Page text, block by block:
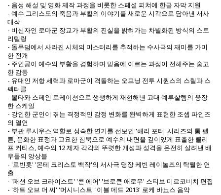
- 음성 해설 및 영화 제작 과정을 비롯한 스페셜 피쳐에 한글 자막 지원
- 예수 그리스도의 죽음과 부활의 이야기를 새로운 시각으로 담아낸 서사
대작
- 비신자인 로마군 장교가 부활의 진실을 밝혀가는 차별화된 방식의 스토
리텔링
- 돌무덤에서 사라진 시체의 미스터리를 추적하는 수사극의 재미를 가미
한 전개
- 주인공이 예수의 부활을 경험하며 믿음에 이르는 과정이 전해주는 숭고
한 감동
- 유대인 저항 세력과 로마군이 격돌하는 오프닝 전투 시퀀스의 스릴과 스
펙터클
- 몰타와 스페인 로케이션으로 생생하게 재현해낸 고대 예루살렘의 웅장
한 스케일
- 강인한 군인이 겪는 격정적인 감정 변화를 완벽하게 표현한 조셉 파인즈
의 열연
- 부관 루시우스 역할로 성숙한 연기를 선보인 '해리 포터' 시리즈의 톰 펠
튼, 온화한 표정과 고요한 침묵으로 예수의 내면을 깊이있게 표출한 클리
프 커티스, 예수의 12 제자 각각의 뚜렷한 개성과 성격을 온전히 살려낸 배
우들의 앙상블
- '로빈훗' '몬테 크리스토 백작'의 서사극 명장 케빈 레이놀즈의 탁월한 연
출
- '패션 오브 크라이스트' '콘 에어' '브로큰 애로우' 스티브 미르코비치 편집
- '하트 오브 더 씨' '머시니스트' '이블 데드 2013' 로케 바뇨스 음악